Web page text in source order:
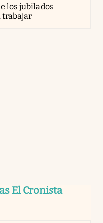
los jubilados
trabajar
El Cronista